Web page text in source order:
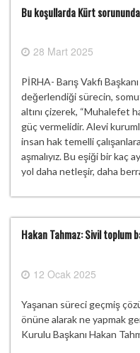
Bu koşullarda Kürt
28 Mart 2025
PİRHA- Barış Vakfı
değerlendiği sürecin,
altını çizerek, “Muhalefet
güç vermelidir. Alevi
insan hak temelli
aşmalıyız. Bu eşiği bir kaç
yol daha netleşir, daha
Hakan Tahmaz: Sivil toplum
12 Ocak 2025
Yaşanan süreci geçmiş
önüne alarak ne yapmak
Kurulu Başkanı Hakan